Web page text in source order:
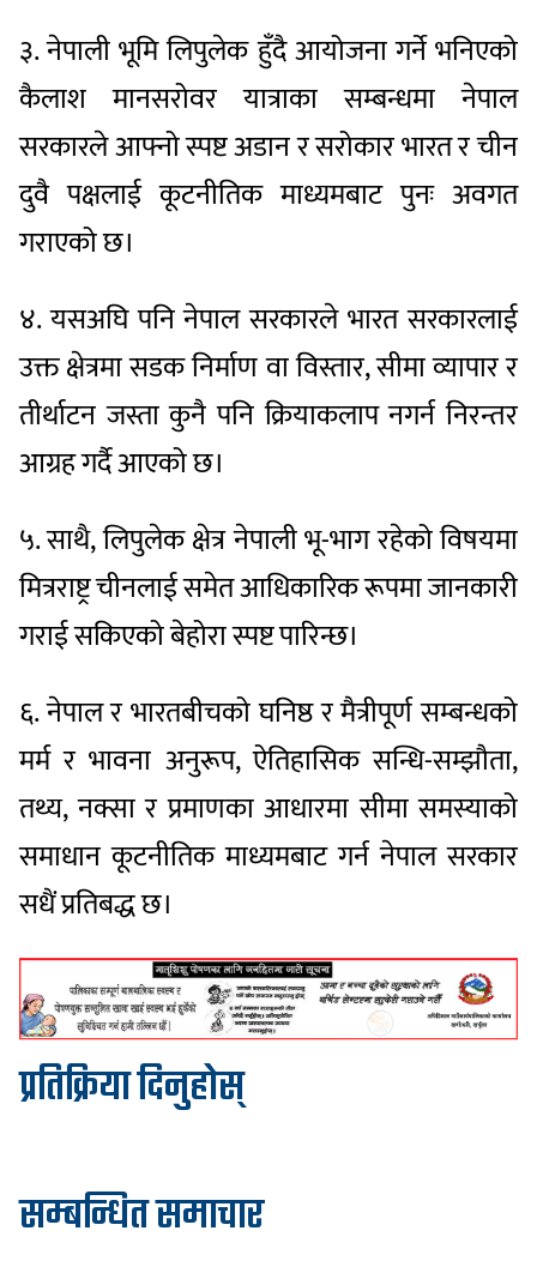
३. नेपाली भूमि लिपुलेक हुँदै आयोजना गर्ने भनिएको
कैलाश मानसरोवर यात्राका सम्बन्धमा नेपाल
सरकारले आफ्नो स्पष्ट अडान र सरोकार भारत र चीन
दुवै पक्षलाई कूटनीतिक माध्यमबाट पुनः अवगत
गराएको छ।
४. यसअघि पनि नेपाल सरकारले भारत सरकारलाई
उक्त क्षेत्रमा सडक निर्माण वा विस्तार, सीमा व्यापार र
तीर्थाटन जस्ता कुनै पनि क्रियाकलाप नगर्न निरन्तर
आग्रह गर्दै आएको छ।
५. साथै, लिपुलेक क्षेत्र नेपाली भू-भाग रहेको विषयमा
मित्रराष्ट्र चीनलाई समेत आधिकारिक रूपमा जानकारी
गराई सकिएको बेहोरा स्पष्ट पारिन्छ।
६. नेपाल र भारतबीचको घनिष्ठ र मैत्रीपूर्ण सम्बन्धको
मर्म र भावना अनुरूप, ऐतिहासिक सन्धि-सम्झौता,
तथ्य, नक्सा र प्रमाणका आधारमा सीमा समस्याको
समाधान कूटनीतिक माध्यमबाट गर्न नेपाल सरकार
सधैं प्रतिबद्ध छ।
प्रतिक्रिया दिनुहोस्
सम्बन्धित समाचार